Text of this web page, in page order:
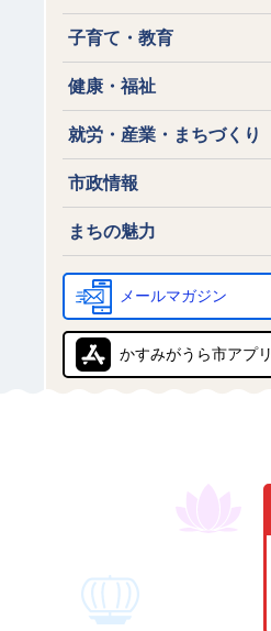
子育て・教育
健康・福祉
就労・産業・まちづくり
市政情報
まちの魅力
メールマガジン
かすみがうら市アプリ